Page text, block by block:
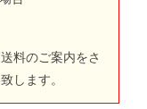
料のご案内をさ
します。